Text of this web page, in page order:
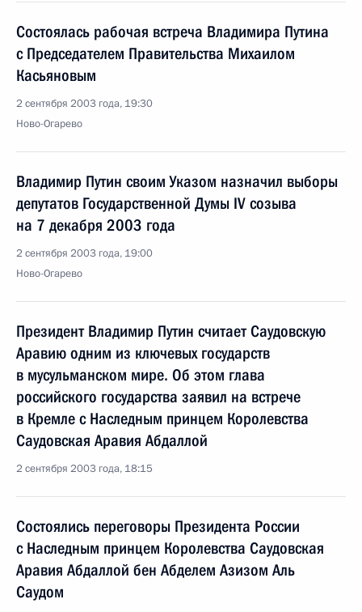
Состоялась рабочая встреча Владимира Путина
с Председателем Правительства Михаилом
Касьяновым
2 сентября 2003 года, 19:30
Ново-Огарево
Владимир Путин своим Указом назначил выборы
депутатов Государственной Думы IV созыва
на 7 декабря 2003 года
2 сентября 2003 года, 19:00
Ново-Огарево
Президент Владимир Путин считает Саудовскую
Аравию одним из ключевых государств
в мусульманском мире. Об этом глава
российского государства заявил на встрече
в Кремле с Наследным принцем Королевства
Саудовская Аравия Абдаллой
2 сентября 2003 года, 18:15
Состоялись переговоры Президента России
с Наследным принцем Королевства Саудовская
Аравия Абдаллой бен Абделем Азизом Аль
Саудом